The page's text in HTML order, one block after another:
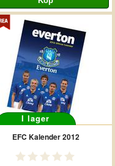
I lager
EFC Kalender 2012